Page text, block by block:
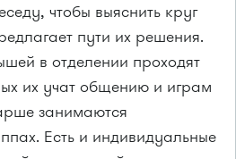
чтобы выяснить круг
пути их решения.
в отделении проходят
их учат общению и играм
занимаются
Есть и индивидуальные